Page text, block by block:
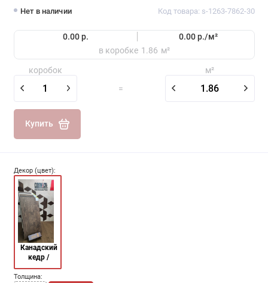
Нет в наличии Код товара: s-1263-7862-30
0.00 р. 0.00 р./м²
в коробке 1.86 м²
коробок
=
м²
Купить
Декор (цвет):
Канадский
кедр /
Canadian
cedar
Толщина: